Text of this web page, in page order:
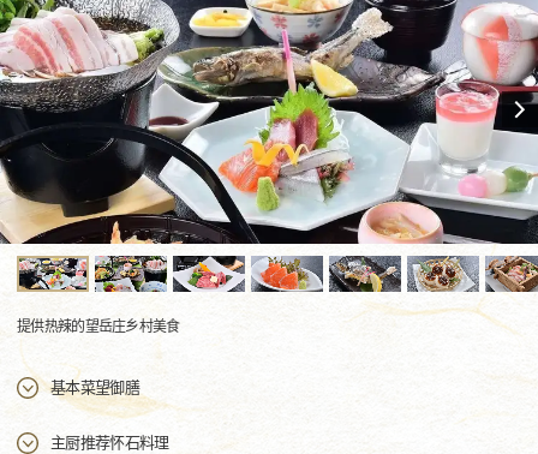
提供热辣的望岳庄乡村美食
基本菜望御膳
主厨推荐怀石料理